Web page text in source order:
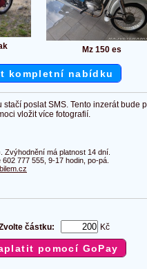
Mz 150 es
kompletní nabídku
poslat SMS. Tento inzerát bude
vložit více fotografií.
má platnost 14 dní.
777 555, 9-17 hodin, po-pá.
částku: Kč